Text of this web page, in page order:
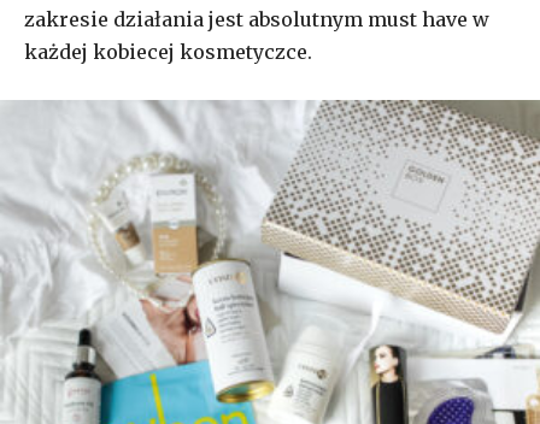
zakresie działania jest absolutnym must have w
każdej kobiecej kosmetyczce.